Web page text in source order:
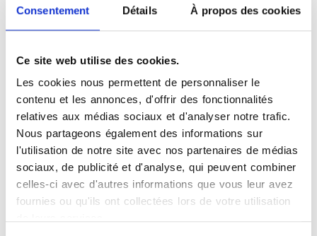
Consentement Détails À propos des cookies
Ce site web utilise des cookies.
Les cookies nous permettent de personnaliser le
contenu et les annonces, d'offrir des fonctionnalités
relatives aux médias sociaux et d'analyser notre trafic.
Nous partageons également des informations sur
l'utilisation de notre site avec nos partenaires de médias
sociaux, de publicité et d'analyse, qui peuvent combiner
celles-ci avec d'autres informations que vous leur avez
fournies ou qu'ils ont collectées lors de votre utilisation
vasculaire. Les radiologues
pointe pour garantir la précision du
diagnostic. Le réseau Vidi allie
innovation technologique, compétence
médicale et sens de l'humain. À Grasse,
le Doppler est pratiqué avec rigueur,
écoute et bienveillance.
Votre Doppler à Grasse